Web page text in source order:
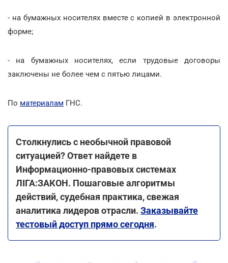
- на бумажных носителях вместе с копией в электронной
форме;
- на бумажных носителях, если трудовые договоры
заключены не более чем с пятью лицами.
По материалам ГНС.
Столкнулись с необычной правовой
ситуацией? Ответ найдете в
Информационно-правовых системах
ЛІГА:ЗАКОН. Пошаговые алгоритмы
действий, судебная практика, свежая
аналитика лидеров отрасли. Заказывайте
тестовый доступ прямо сегодня.